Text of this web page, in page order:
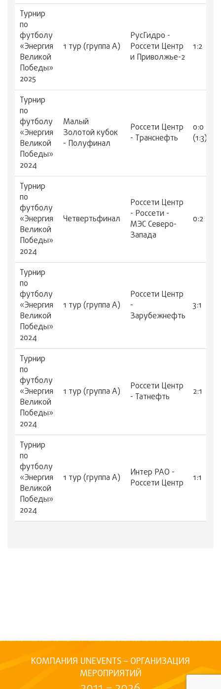
Турнир
по
футболу
«Энергия
Великой
Победы»
2025
1 тур (группа А)
РусГидро -
Россети Центр
и Приволжье-2
1:2
Турнир
по
футболу
«Энергия
Великой
Победы»
2024
Малый
Золотой кубок
- Полуфинал
Россети Центр
- Транснефть
0:0
(1:3)
Турнир
по
футболу
«Энергия
Великой
Победы»
2024
Четвертьфинал
Россети Центр
- Россети -
МЭС Северо-
Запада
0:2
Турнир
по
футболу
«Энергия
Великой
Победы»
2024
1 тур (группа А)
Россети Центр
-
Зарубежнефть
3:1
Турнир
по
футболу
«Энергия
Великой
Победы»
2024
1 тур (группа А)
Россети Центр
- Татнефть
2:1
Турнир
по
футболу
«Энергия
Великой
Победы»
2024
1 тур (группа А)
Интер РАО -
Россети Центр
1:1
КОМПАНИЯ UNEVENTS – ОРГАНИЗАЦИЯ
МЕРОПРИЯТИЙ